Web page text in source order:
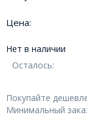
Цена:
Нет в наличии
Осталось:
Покупайте
Минимальный